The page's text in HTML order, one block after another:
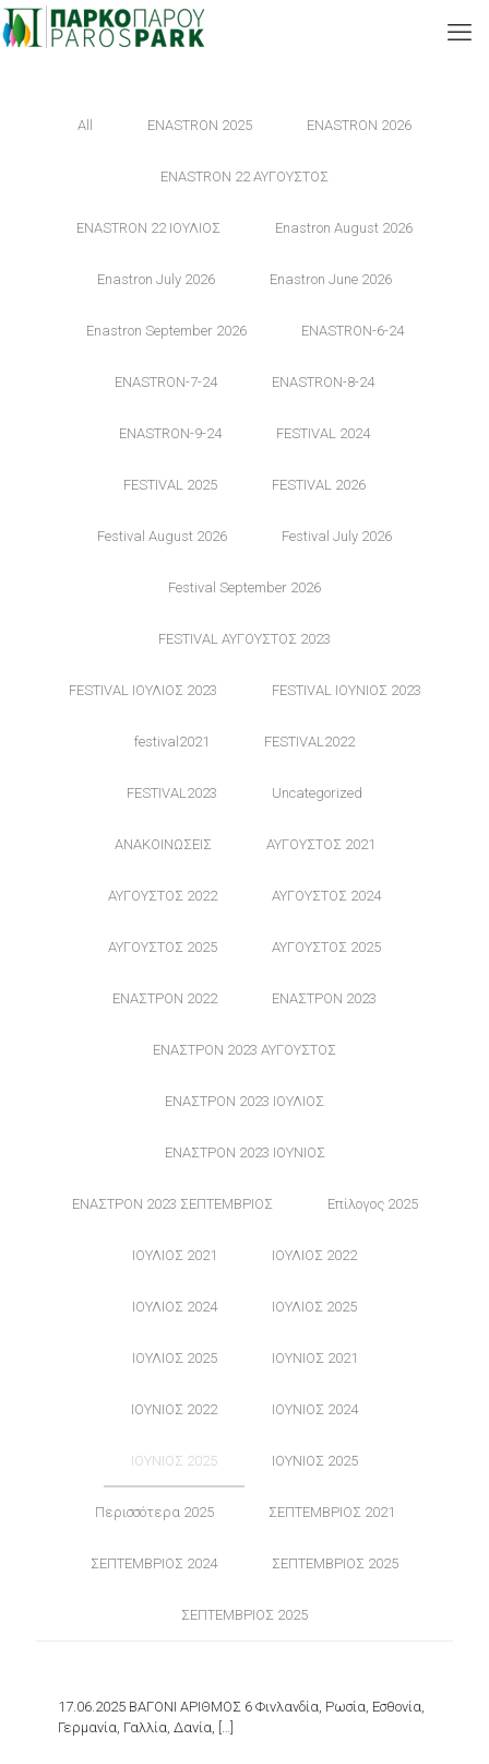
All ENASTRON 2025 ENASTRON 2026
ENASTRON 22 ΑΥΓΟΥΣΤΟΣ
ENASTRON 22 ΙΟΥΛΙΟΣ Enastron August 2026
Enastron July 2026 Enastron June 2026
Enastron September 2026 ENASTRON-6-24
ENASTRON-7-24 ENASTRON-8-24
ENASTRON-9-24 FESTIVAL 2024
FESTIVAL 2025 FESTIVAL 2026
Festival August 2026 Festival July 2026
Festival September 2026
FESTIVAL ΑΥΓΟΥΣΤΟΣ 2023
FESTIVAL ΙΟΥΛΙΟΣ 2023 FESTIVAL ΙΟΥΝΙΟΣ 2023
festival2021 FESTIVAL2022
FESTIVAL2023 Uncategorized
ΑΝΑΚΟΙΝΩΣΕΙΣ ΑΥΓΟΥΣΤΟΣ 2021
ΑΥΓΟΥΣΤΟΣ 2022 ΑΥΓΟΥΣΤΟΣ 2024
ΑΥΓΟΥΣΤΟΣ 2025 ΑΥΓΟΥΣΤΟΣ 2025
ΕΝΑΣΤΡΟΝ 2022 ΕΝΑΣΤΡΟΝ 2023
ΕΝΑΣΤΡΟΝ 2023 ΑΥΓΟΥΣΤΟΣ
ΕΝΑΣΤΡΟΝ 2023 ΙΟΥΛΙΟΣ
ΕΝΑΣΤΡΟΝ 2023 ΙΟΥΝΙΟΣ
ΕΝΑΣΤΡΟΝ 2023 ΣΕΠΤΕΜΒΡΙΟΣ Επίλογος 2025
ΙΟΥΛΙΟΣ 2021 ΙΟΥΛΙΟΣ 2022
ΙΟΥΛΙΟΣ 2024 ΙΟΥΛΙΟΣ 2025
ΙΟΥΛΙΟΣ 2025 ΙΟΥΝΙΟΣ 2021
ΙΟΥΝΙΟΣ 2022 ΙΟΥΝΙΟΣ 2024
ΙΟΥΝΙΟΣ 2025 ΙΟΥΝΙΟΣ 2025
Περισσότερα 2025 ΣΕΠΤΕΜΒΡΙΟΣ 2021
ΣΕΠΤΕΜΒΡΙΟΣ 2024 ΣΕΠΤΕΜΒΡΙΟΣ 2025
ΣΕΠΤΕΜΒΡΙΟΣ 2025
17.06.2025 ΒΑΓΟΝΙ ΑΡΙΘΜΟΣ 6 Φινλανδία, Ρωσία, Εσθονία,
Γερμανία, Γαλλία, Δανία, […]